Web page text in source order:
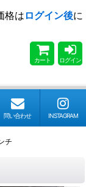
格は ログイン後に
カート ログイン
問い合わせ INSTAGRAM
チ